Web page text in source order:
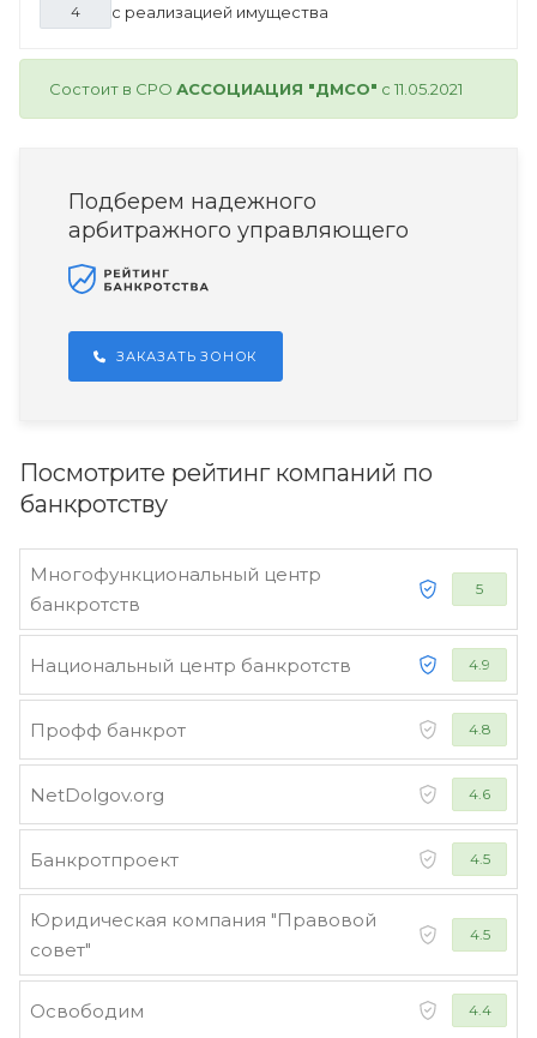
4 с реализацией имущества
Состоит в СРО АССОЦИАЦИЯ "ДМСО" с 11.05.2021
Подберем надежного
арбитражного управляющего
ЗАКАЗАТЬ ЗОНОК
Посмотрите рейтинг компаний по
банкротству
Многофункциональный центр
банкротств
5
Национальный центр банкротств 4.9
Профф банкрот 4.8
NetDolgov.org 4.6
Банкротпроект 4.5
Юридическая компания "Правовой
совет"
4.5
Освободим 4.4